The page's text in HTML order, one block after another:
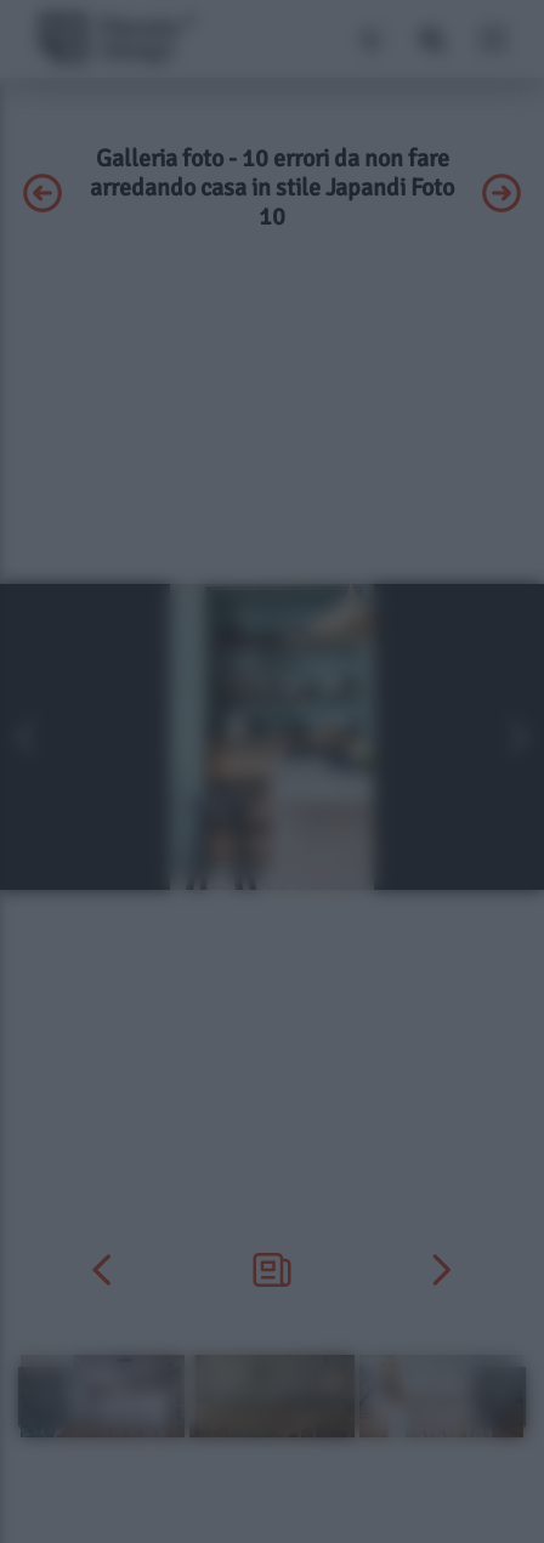
Galleria foto - 10 errori da non fare
arredando casa in stile Japandi Foto
10